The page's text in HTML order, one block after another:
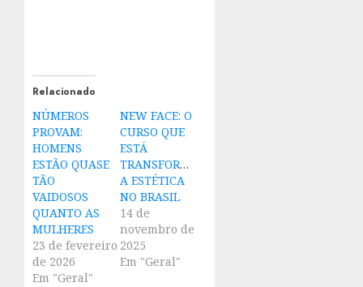
Relacionado
NÚMEROS
PROVAM:
HOMENS
ESTÃO QUASE
TÃO
VAIDOSOS
QUANTO AS
MULHERES
23 de fevereiro
de 2026
Em "Geral"
NEW FACE: O
CURSO QUE
ESTÁ
TRANSFORMANDO
A ESTÉTICA
NO BRASIL
14 de
novembro de
2025
Em "Geral"